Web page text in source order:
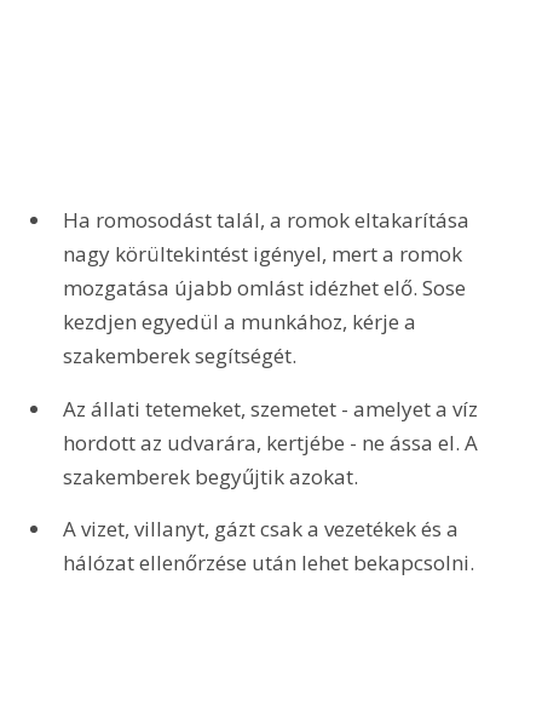
Ha romosodást talál, a romok eltakarítása
nagy körültekintést igényel, mert a romok
mozgatása újabb omlást idézhet elő. Sose
kezdjen egyedül a munkához, kérje a
szakemberek segítségét.
Az állati tetemeket, szemetet - amelyet a víz
hordott az udvarára, kertjébe - ne ássa el. A
szakemberek begyűjtik azokat.
A vizet, villanyt, gázt csak a vezetékek és a
hálózat ellenőrzése után lehet bekapcsolni.